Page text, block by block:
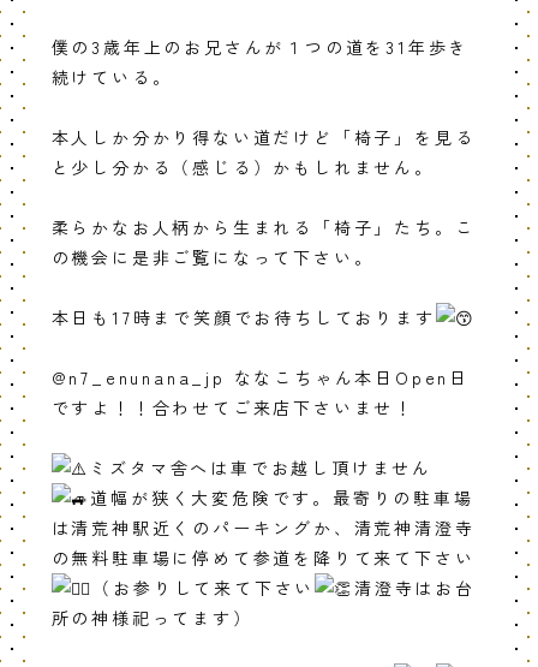
僕の3歳年上のお兄さんが１つの道を31年歩き
続けている。
本人しか分かり得ない道だけど「椅子」を見る
と少し分かる（感じる）かもしれません。
柔らかなお人柄から生まれる「椅子」たち。こ
の機会に是非ご覧になって下さい。
本日も17時まで笑顔でお待ちしております
@n7_enunana_jp ななこちゃん本日Open日
ですよ！！合わせてご来店下さいませ！
ミズタマ舎へは車でお越し頂けません
道幅が狭く大変危険です。最寄りの駐車場
は清荒神駅近くのパーキングか、清荒神清澄寺
の無料駐車場に停めて参道を降りて来て下さい
（お参りして来て下さい
清澄寺はお台
所の神様祀ってます）